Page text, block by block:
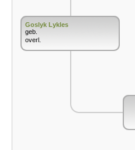
Goslyk Lykles
geb.
overl.